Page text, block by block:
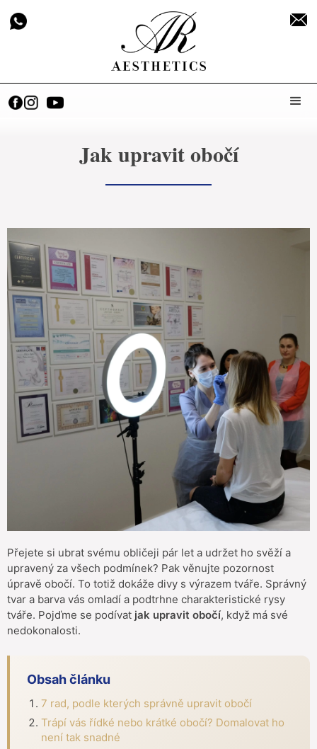
Jak upravit obočí
Přejete si ubrat svému obličeji pár let a udržet ho svěží a
upravený za všech podmínek? Pak věnujte pozornost
úpravě obočí. To totiž dokáže divy s výrazem tváře. Správný
tvar a barva vás omladí a podtrhne charakteristické rysy
tváře. Pojďme se podívat jak upravit obočí, když má své
nedokonalosti.
Obsah článku
7 rad, podle kterých správně upravit obočí
Trápí vás řídké nebo krátké obočí? Domalovat ho
není tak snadné